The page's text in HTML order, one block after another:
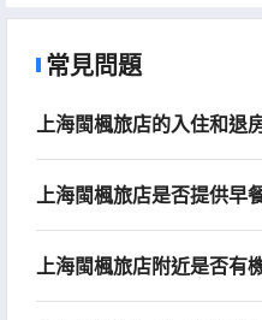
常見問題
上海閩楓旅店的入住和退
上海閩楓旅店是否提供早
上海閩楓旅店附近是否有